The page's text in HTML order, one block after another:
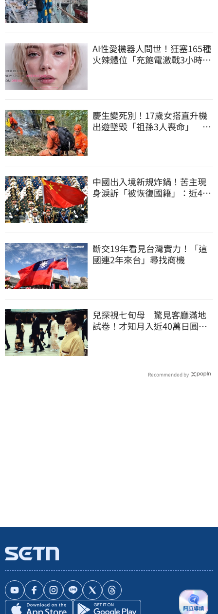
AI性愛機器人問世！狂塞165種
火辣體位「充飽電激戰3小時」
慶生變死別！17歲女搭直升機
出遊墜毀「祖孫3人喪命」 家
中國出入境新規炸鍋！苦主現
身淚訴「被恢復國籍」：近4億
斷交19年看見台灣實力！「這
國連2年來台」尋找商機
兒探視七旬母 驚見客廳滿地
試卷！才知月入近40萬日圓
Recommended by